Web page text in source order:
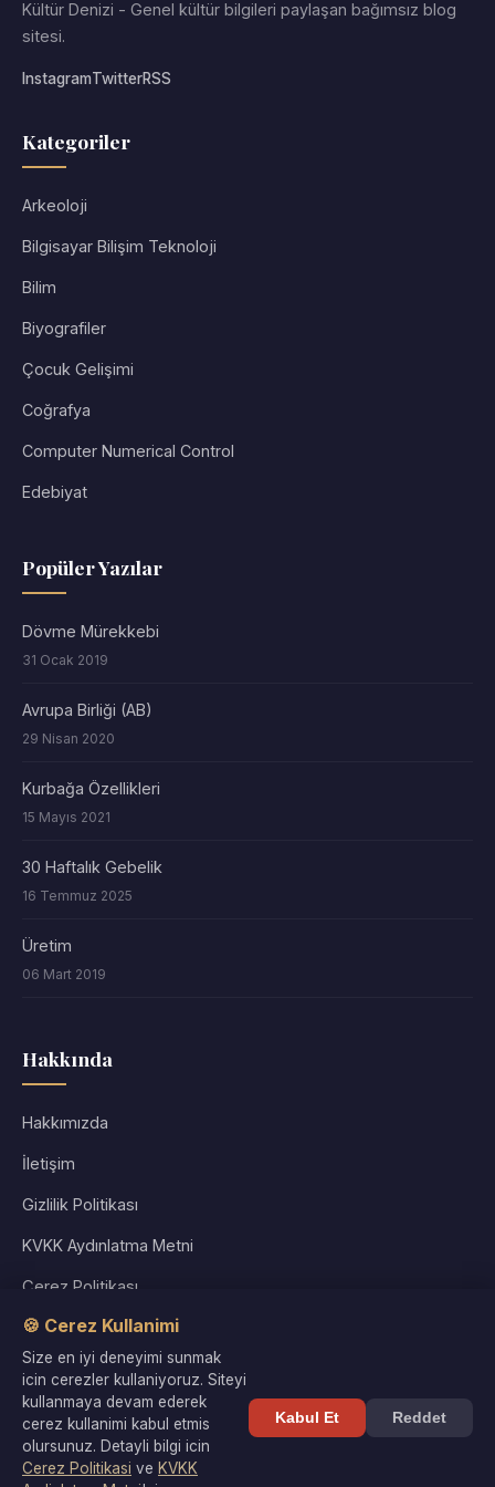
Kültür Denizi - Genel kültür bilgileri paylaşan bağımsız blog
sitesi.
InstagramTwitterRSS
Kategoriler
Arkeoloji
Bilgisayar Bilişim Teknoloji
Bilim
Biyografiler
Çocuk Gelişimi
Coğrafya
Computer Numerical Control
Edebiyat
Popüler Yazılar
Dövme Mürekkebi
31 Ocak 2019
Avrupa Birliği (AB)
29 Nisan 2020
Kurbağa Özellikleri
15 Mayıs 2021
30 Haftalık Gebelik
16 Temmuz 2025
Üretim
06 Mart 2019
Hakkında
Hakkımızda
İletişim
Gizlilik Politikası
KVKK Aydınlatma Metni
Çerez Politikası
Kullanım Koşulları
Site Haritası
© 2026 Kültür Denizi. Tüm hakları saklıdır. |
🍪 Cerez Kullanimi
Size en iyi deneyimi sunmak
icin cerezler kullaniyoruz. Siteyi
kullanmaya devam ederek
cerez kullanimi kabul etmis
olursunuz. Detayli bilgi icin
Cerez Politikasi ve KVKK
Kabul Et Reddet